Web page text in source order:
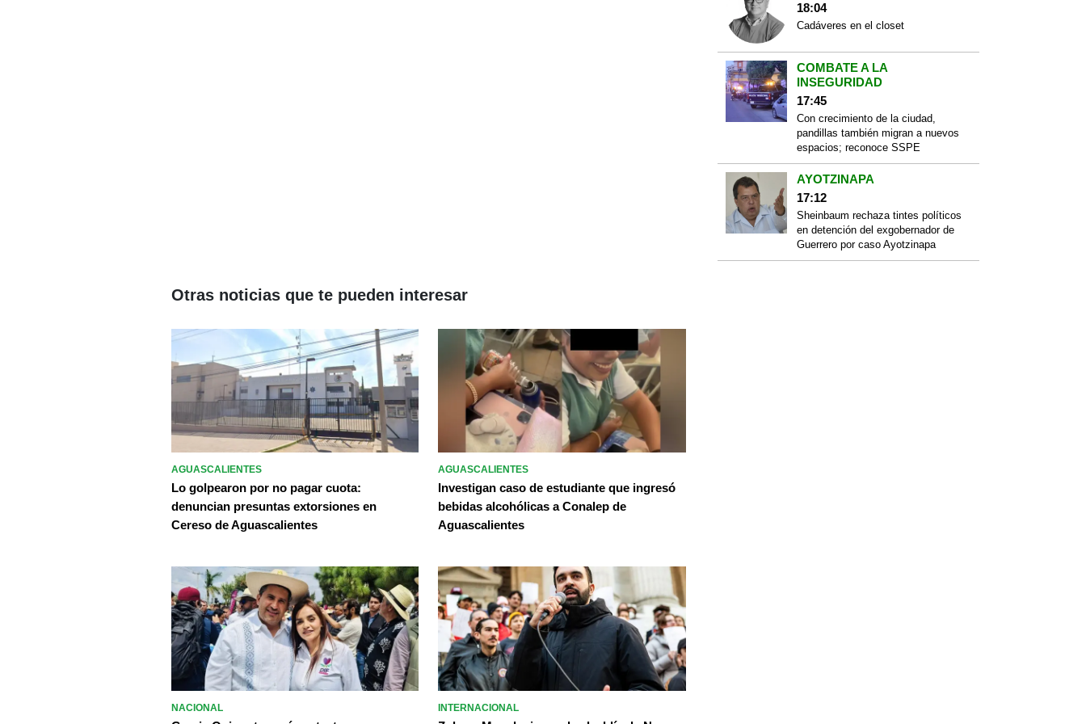
18:04
Cadáveres en el closet
COMBATE A LA
INSEGURIDAD
17:45
Con crecimiento de la ciudad,
pandillas también migran a nuevos
espacios; reconoce SSPE
AYOTZINAPA
17:12
Sheinbaum rechaza tintes políticos
en detención del exgobernador de
Guerrero por caso Ayotzinapa
Otras noticias que te pueden interesar
AGUASCALIENTES
Lo golpearon por no pagar cuota:
denuncian presuntas extorsiones en
Cereso de Aguascalientes
AGUASCALIENTES
Investigan caso de estudiante que ingresó
bebidas alcohólicas a Conalep de
Aguascalientes
NACIONAL INTERNACIONAL